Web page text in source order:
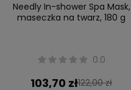
Needly In-shower Spa Mask,
maseczka na twarz, 180 g
0.0
103,70 zł122,00 zł